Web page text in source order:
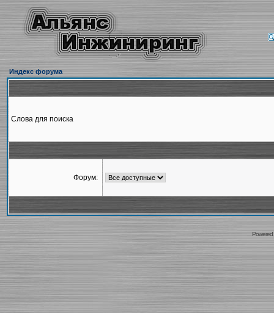
Индекс форума
Слова для поиска
Форум: